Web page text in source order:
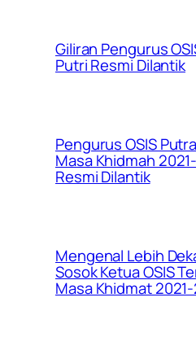
Giliran Pengurus
Putri Resmi Dilantik
Pengurus OSIS Putra
Masa Khidmah
Resmi Dilantik
Mengenal Lebih
Sosok Ketua OSIS
Masa Khidmat